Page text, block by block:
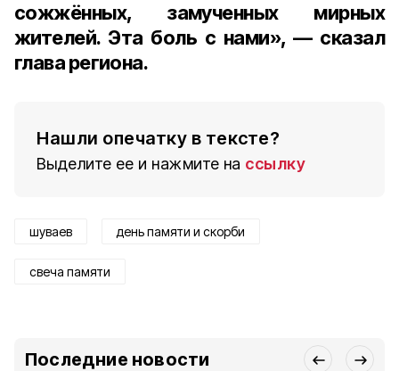
сожжённых, замученных мирных
жителей. Эта боль с нами», — сказал
глава региона.
Нашли опечатку в тексте?
Выделите ее и нажмите на ссылку
шуваев день памяти и скорби
свеча памяти
Последние новости